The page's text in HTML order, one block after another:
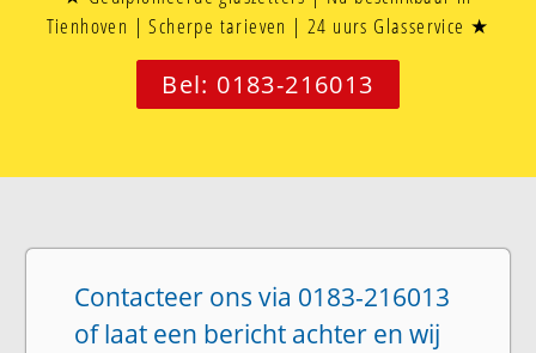
Tienhoven | Scherpe tarieven | 24 uurs Glasservice ★
Bel: 0183-216013
Contacteer ons via 0183-216013
of laat een bericht achter en wij